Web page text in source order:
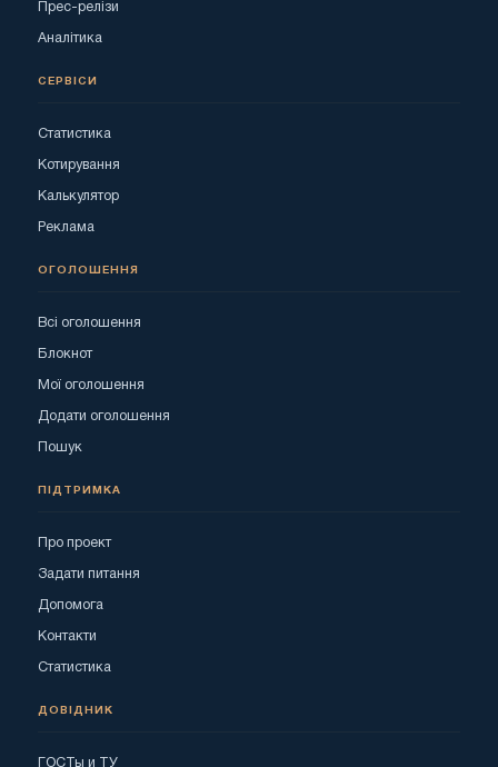
Прес-релізи
Аналітика
СЕРВІСИ
Статистика
Котирування
Калькулятор
Реклама
ОГОЛОШЕННЯ
Всі оголошення
Блокнот
Мої оголошення
Додати оголошення
Пошук
ПІДТРИМКА
Про проект
Задати питання
Допомога
Контакти
Статистика
ДОВІДНИК
ГОСТы и ТУ